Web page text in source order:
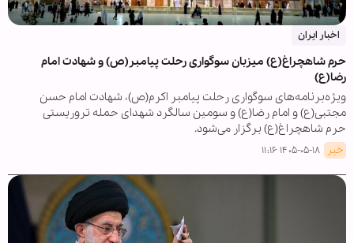
اخبار ایران
حرم شاهچراغ(ع) میزبان سوگواری رحلت پیامبر(ص) و شهادت امام
رضا(ع)
ویژه‌برنامه‌های سوگواری رحلت پیامبر اکرم(ص)، شهادت امام حسن
مجتبی(ع) و امام رضا(ع) و سومین سالگرد شهدای حمله تروریستی
حرم شاهچراغ(ع) برگزار می‌شود.
خبر ۱۴۰۵-۰۵-۱۸ ۱۱:۱۶